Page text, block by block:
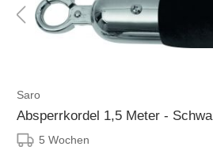
Saro
Absperrkordel 1,5 Meter -
5 Wochen